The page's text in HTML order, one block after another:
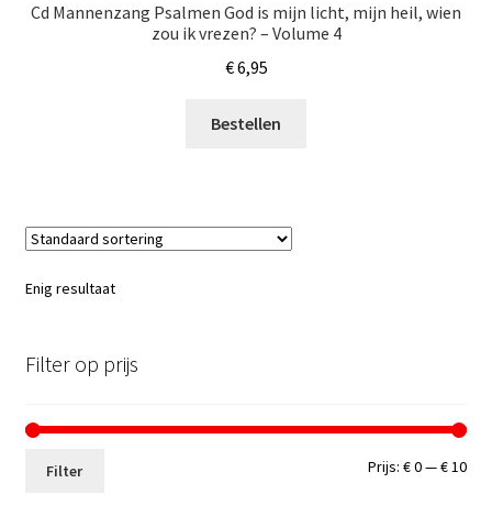
Cd Mannenzang Psalmen God is mijn licht, mijn heil, wien
zou ik vrezen? – Volume 4
€6,95
Bestellen
Enig resultaat
Filter op prijs
Min.
Filter Prijs:€ 0—€ 10